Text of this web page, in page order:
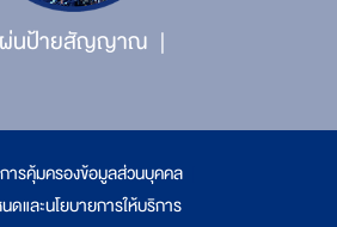
นป้ายสัญญาณ
ารคุ้มครองข้อมูลส่วนบุคคล
ดและนโยบายการให้บริการ